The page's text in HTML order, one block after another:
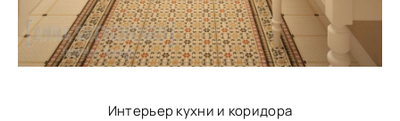
Интерьер кухни и коридора